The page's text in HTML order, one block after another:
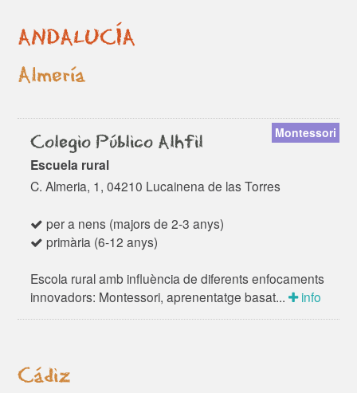
ANDALUCÍA
Almería
Colegio Público Alhfil Montessori
Escuela rural
C. Almeria, 1, 04210 Lucainena de las Torres
per a nens (majors de 2-3 anys)
primària (6-12 anys)
Escola rural amb influència de diferents enfocaments
innovadors: Montessori, aprenentatge basat...
info
Cádiz